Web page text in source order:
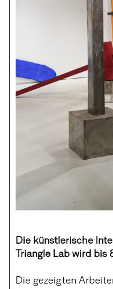
Die künstlerische
Triangle Lab wird bis
Die gezeigten